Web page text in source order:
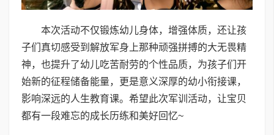
本次活动不仅锻炼幼儿身体，增强体质，还让孩
子们真切感受到解放军身上那种顽强拼搏的大无畏精
神，也提升了幼儿吃苦耐劳的个性品质，为孩子们开
始新的征程储备能量，更是意义深厚的幼小衔接课，
影响深远的人生教育课。希望此次军训活动，让宝贝
都有一段难忘的成长历练和美好回忆~